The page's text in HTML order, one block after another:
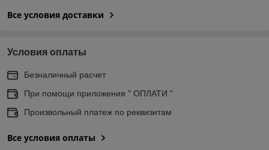
Все условия доставки
Условия оплаты
Безналичный расчет
При помощи приложения " ОПЛАТИ "
Произвольный платеж по реквизитам
Все условия оплаты